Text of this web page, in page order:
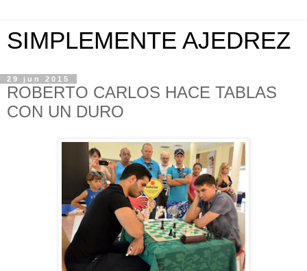
SIMPLEMENTE AJEDREZ
29 jun 2015
ROBERTO CARLOS HACE TABLAS
CON UN DURO